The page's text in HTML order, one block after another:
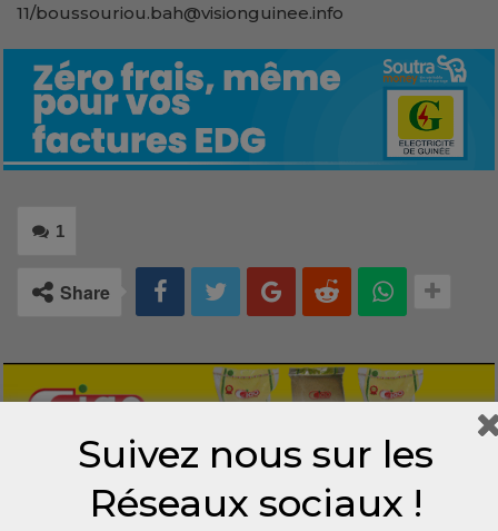
11/boussouriou.bah@visionguinee.info
1
Share
1 COMMENTAIRE
Suivez nous sur les
Réseaux sociaux !